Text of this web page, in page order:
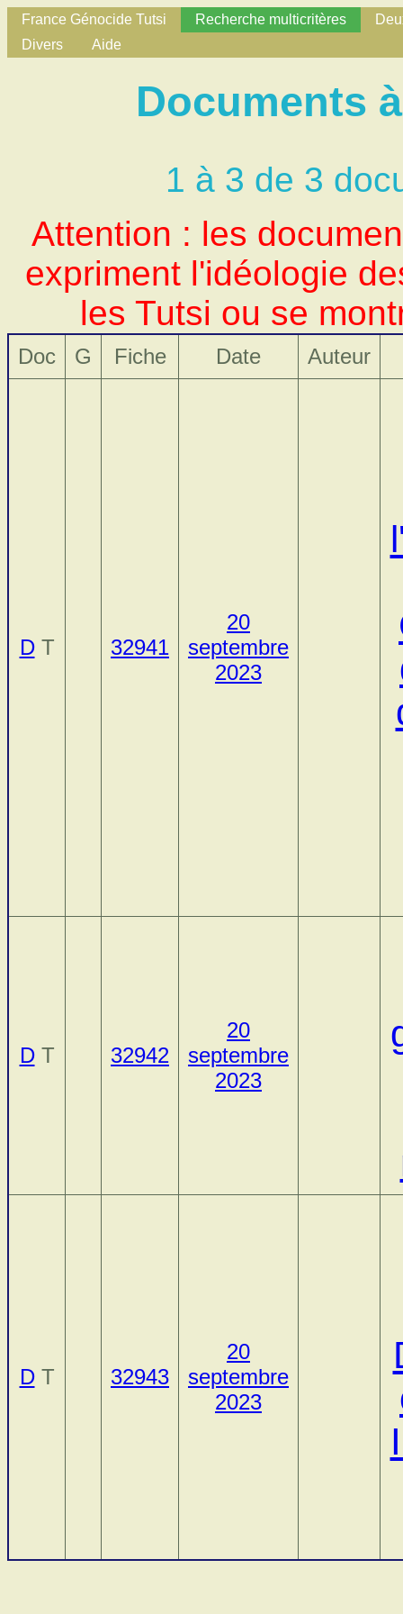
France Génocide Tutsi Recherche multicritères
Divers
Aide
Documents
1 à 3 de 3
Attention : les
expriment l'idéologie
les Tutsi ou se
Doc G Fiche Date Auteur
DT 32941
20
septembre
2023
DT 32942
20
septembre
2023
DT 32943
20
septembre
2023